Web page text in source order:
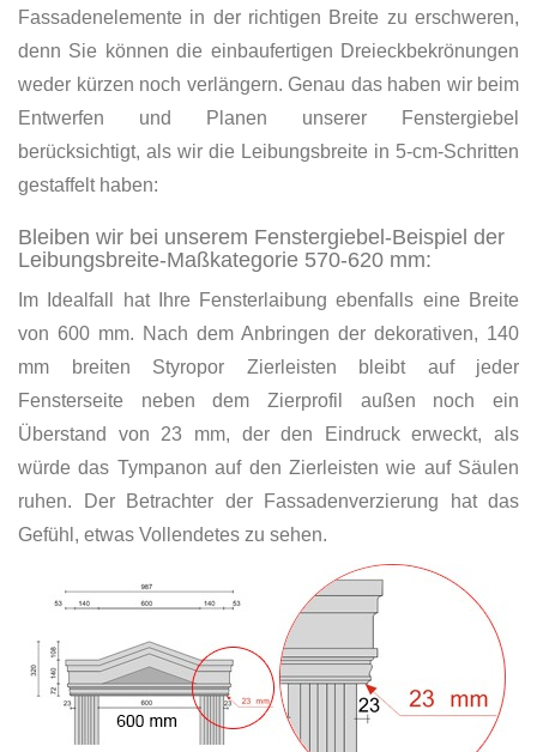
Fassadenelemente in der richtigen Breite zu erschweren,
denn Sie können die einbaufertigen Dreieckbekrönungen
weder kürzen noch verlängern. Genau das haben wir beim
Entwerfen und Planen unserer Fenstergiebel
berücksichtigt, als wir die Leibungsbreite in 5-cm-Schritten
gestaffelt haben:
Bleiben wir bei unserem Fenstergiebel-Beispiel der
Leibungsbreite-Maßkategorie 570-620 mm:
Im Idealfall hat Ihre Fensterlaibung ebenfalls eine Breite
von 600 mm. Nach dem Anbringen der dekorativen, 140
mm breiten Styropor Zierleisten bleibt auf jeder
Fensterseite neben dem Zierprofil außen noch ein
Überstand von 23 mm, der den Eindruck erweckt, als
würde das Tympanon auf den Zierleisten wie auf Säulen
ruhen. Der Betrachter der Fassadenverzierung hat das
Gefühl, etwas Vollendetes zu sehen.